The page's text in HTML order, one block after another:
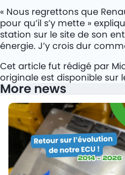
« Nous regrettons que
pour qu’il s’y mette »
station sur le site de son
énergie. J’y crois dur
Cet article fut rédigé par
originale est disponible sur
More news